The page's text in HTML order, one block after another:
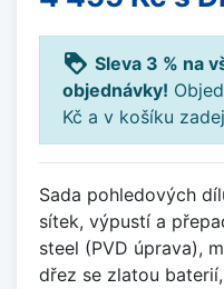
loyalty Sleva 3 % na
objednávky!
Kč a v košíku
Sada pohledových
sítek, výpustí a
steel (PVD úprava),
dřez se zlatou